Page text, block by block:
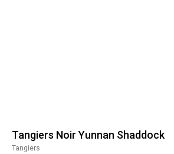
Tangiers Noir Yunnan Shaddock
Tangiers